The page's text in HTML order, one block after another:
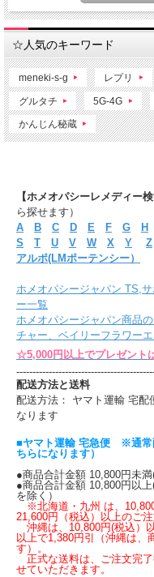
☆人気のキーワード
meneki-s-g レプリ
グルタチ 5G-4G
かんじん秘蔵
【ホメオパシーレメディー
ら探せます）
A
B C D E F G H
S
T U V W X Y Z
アルポ(LMポーテンシー）
ホメオパシージャパン TS,
ー一覧
ホメオパシージャパン商品
チャー、ベイリーフラワーエ
☆5,000円以上でプレゼント
配送方法と送料
配送方法： ヤマト運輸 宅配
なります
■ヤマト運輸 宅急便 ※通常
ちらになります）
●商品合計金額 10,800円未
●商品合計金額 10,800円以
を除く）
※北海道・九州 は、
21,600円（税込）以上のご注
沖縄は、10,800円(税込）
以上で1,380円引（沖縄は、
す）。
正式な送料は、ご注文完
せていただきます。